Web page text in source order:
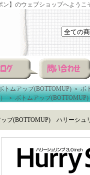
】のウェブショップへようこ
トムアップ(BOTTOMUP)＞ボ
＞ボトムアップ
プ(BOTTOMUP) ハリーシュリ